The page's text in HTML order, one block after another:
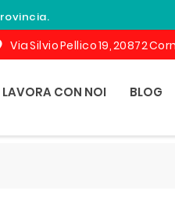
Via Silvio Pellico 19, 20872
LAVORA CON NOI BLOG